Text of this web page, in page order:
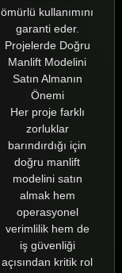
ömürlü kullanımını
garanti eder.
Projelerde Doğru
Manlift Modelini
Satın Almanın
Önemi
Her proje farklı
zorluklar
barındırdığı için
doğru manlift
modelini satın
almak hem
operasyonel
verimlilik hem de
iş güvenliği
açısından kritik rol